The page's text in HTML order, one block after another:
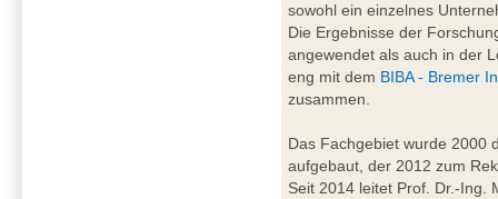
sowohl ein einzelnes
Die Ergebnisse der
angewendet als auch in der
eng mit dem BIBA - Bremer
zusammen.
Das Fachgebiet wurde 2000
aufgebaut, der 2012 zum
Seit 2014 leitet Prof. Dr.-Ing.